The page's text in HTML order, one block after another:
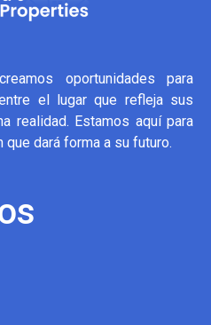
oportunidades para
el lugar que refleja sus
realidad. Estamos aquí para
dará forma a su futuro.